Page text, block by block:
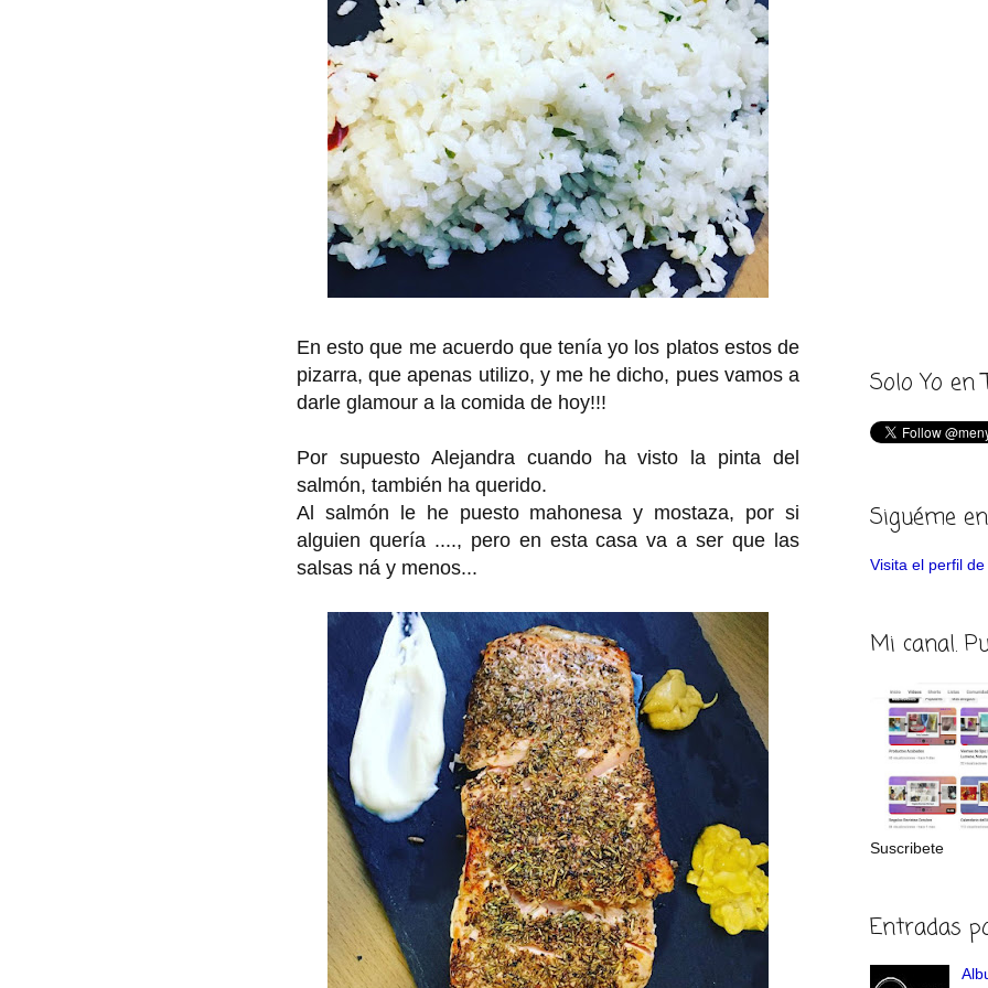
En esto que me acuerdo que tenía yo los platos estos de
pizarra, que apenas utilizo, y me he dicho, pues vamos a
darle glamour a la comida de hoy!!!
Por supuesto Alejandra cuando ha visto la pinta del
salmón, también ha querido.
Al salmón le he puesto mahonesa y mostaza, por si
alguien quería ...., pero en esta casa va a ser que las
salsas ná y menos...
Solo Yo en
Siguéme
Visita el perfil
Mi canal.
Suscribete
Entradas